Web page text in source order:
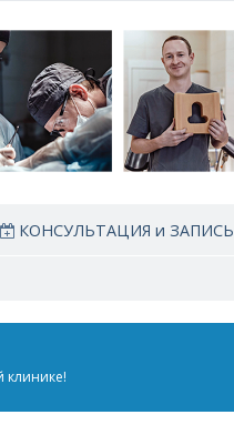
КОНСУЛЬТАЦИЯ и ЗАПИСЬ
клинике!